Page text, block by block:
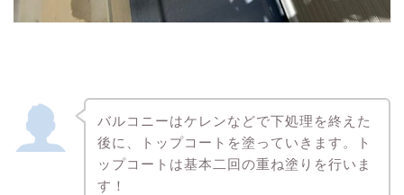
バルコニーはケレンなどで下処理を終えた
後に、トップコートを塗っていきます。ト
ップコートは基本二回の重ね塗りを行いま
す！